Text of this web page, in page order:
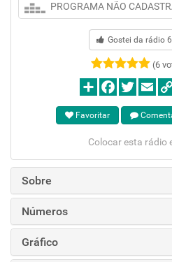
PROGRAMA NÃO
Gostei da rádio 6
(6
Favoritar
Colocar esta rádio
Sobre
Números
Gráfico